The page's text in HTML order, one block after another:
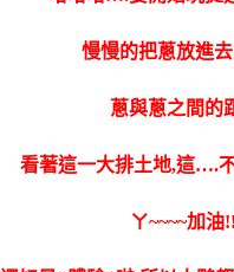
慢慢的把蔥放進
蔥與蔥之間的
看著這一大排土地,這….
ㄚ~~~~加